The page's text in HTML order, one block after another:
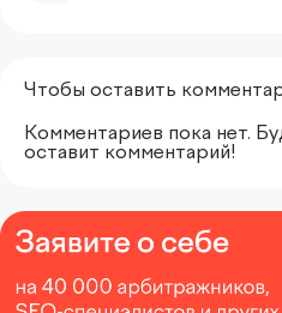
Чтобы оставить
Комментариев пока нет.
оставит комментарий!